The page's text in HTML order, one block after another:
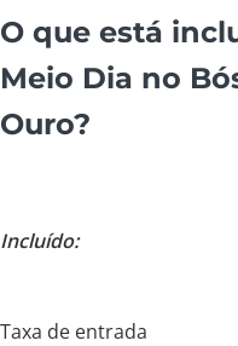
O que está
Meio Dia no
Ouro?
Incluído:
Taxa de entrada